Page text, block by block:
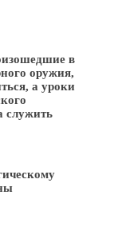
в
оружия,
а уроки
служить